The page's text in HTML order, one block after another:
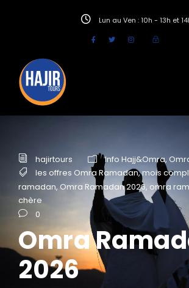
Lun au Ven : 10h - 13h et
hajirtours Info Hajj&Omra,
les offres Omra Ramadan,mois
ramadan, Omra Ramadan 2026, omra
chère
0
Omra
2026